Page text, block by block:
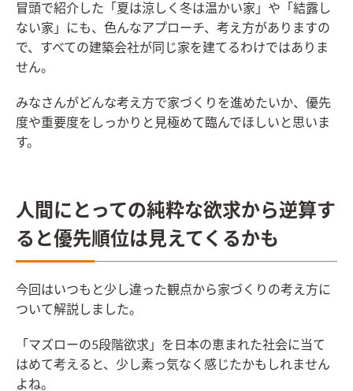
冒頭で紹介した「夏は涼しく冬は温かい家」や「結露し
ない家」にも、色んなアプローチ、考え方がありますの
で、すべての建築会社が同じ家を建てるわけではありま
せん。
みなさんがどんな考え方で家づくりを進めたいか、優先
度や重要度をしっかりと見極めて臨んでほしいと思いま
す。
人間にとっての純粋な欲求から逆算す
ると優先順位は見えてくるかも
今回はいつもと少し違った観点から家づくりの考え方に
ついて解説しました。
「マズローの5段階欲求」を日本の恵まれた社会に当て
はめて考えると、少し素っ気なく感じたかもしれません
よね。